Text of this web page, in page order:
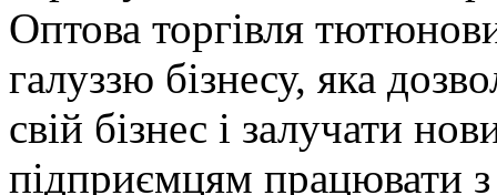
Оптова торгівля
галуззю бізнесу, яка
свій бізнес і залучати
підприємцям працювати